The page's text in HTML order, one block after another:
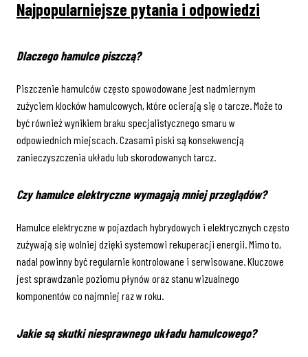
Najpopularniejsze pytania i odpowiedzi
Dlaczego hamulce piszczą?
Piszczenie hamulców często spowodowane jest nadmiernym
zużyciem klocków hamulcowych, które ocierają się o tarcze. Może to
być również wynikiem braku specjalistycznego smaru w
odpowiednich miejscach. Czasami piski są konsekwencją
zanieczyszczenia układu lub skorodowanych tarcz.
Czy hamulce elektryczne wymagają mniej przeglądów?
Hamulce elektryczne w pojazdach hybrydowych i elektrycznych często
zużywają się wolniej dzięki systemowi rekuperacji energii. Mimo to,
nadal powinny być regularnie kontrolowane i serwisowane. Kluczowe
jest sprawdzanie poziomu płynów oraz stanu wizualnego
komponentów co najmniej raz w roku.
Jakie są skutki niesprawnego układu hamulcowego?